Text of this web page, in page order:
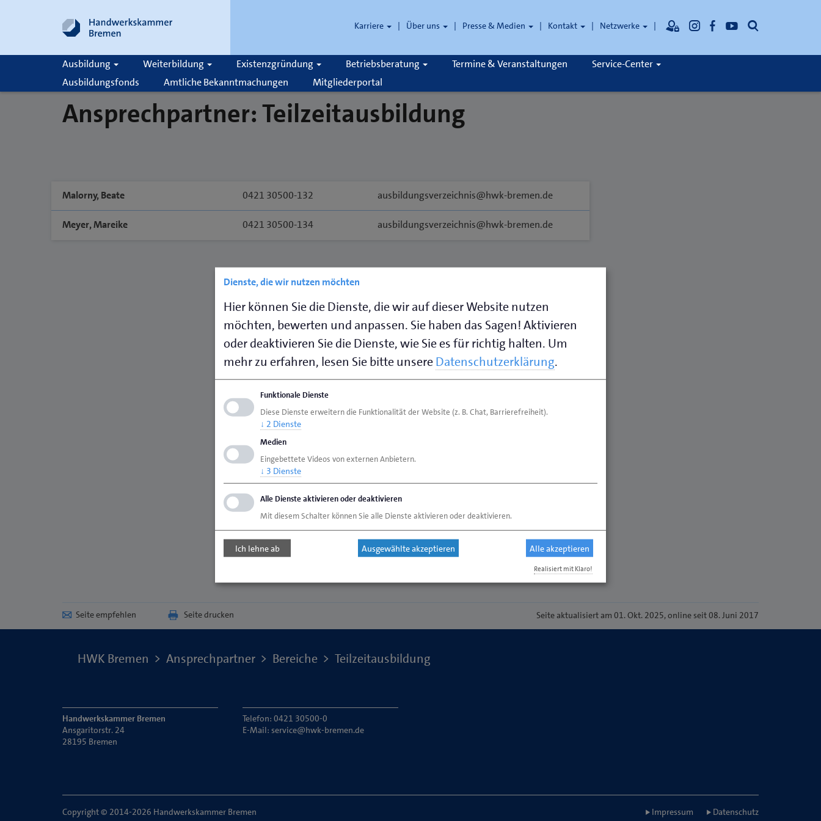
Karriere Über uns Presse & Medien Kontakt Netzwerke
Ausbildung Weiterbildung Existenzgründung Betriebsberatung Termine & Veranstaltungen
Service-Center
Ausbildungsfonds
Amtliche Bekanntmachungen Mitgliederportal
Suche
Ansprechpartner: Teilzeitausbildung
Malorny, Beate 0421 30500-132 ausbildungsverzeichnis@hwk-bremen.de
Meyer, Mareike 0421 30500-134 ausbildungsverzeichnis@hwk-bremen.de
Seite empfehlen Seite drucken Seiteaktualisiert am 01. Okt. 2025, online seit 08. Juni 2017
HWK Bremen Ansprechpartner Bereiche Teilzeitausbildung
Handwerkskammer Bremen
Ansgaritorstr. 24
28195 Bremen
Telefon: 0421 30500-0
E-Mail: service@hwk-bremen.de
Copyright © 2014-2026 Handwerkskammer Bremen Impressum Datenschutz
Dienste, die wir nutzen möchten
Hier können Sie die Dienste, die wir auf dieser Website nutzen
möchten, bewerten und anpassen. Sie haben das Sagen! Aktivieren
oder deaktivieren Sie die Dienste, wie Sie es für richtig halten. Um
mehr zu erfahren, lesen Sie bitte unsereDatenschutzerklärung.
Funktionale Dienste
Diese Dienste erweitern die Funktionalität der Website (z. B. Chat, Barrierefreiheit).
↓ 2 Dienste
Medien
Eingebettete Videos von externen Anbietern.
↓ 3 Dienste
Alle Dienste aktivieren oder deaktivieren
Mit diesem Schalter können Sie alle Dienste aktivieren oder deaktivieren.
Ich lehne ab Ausgewählte akzeptieren Alle akzeptieren
Realisiert mit Klaro!